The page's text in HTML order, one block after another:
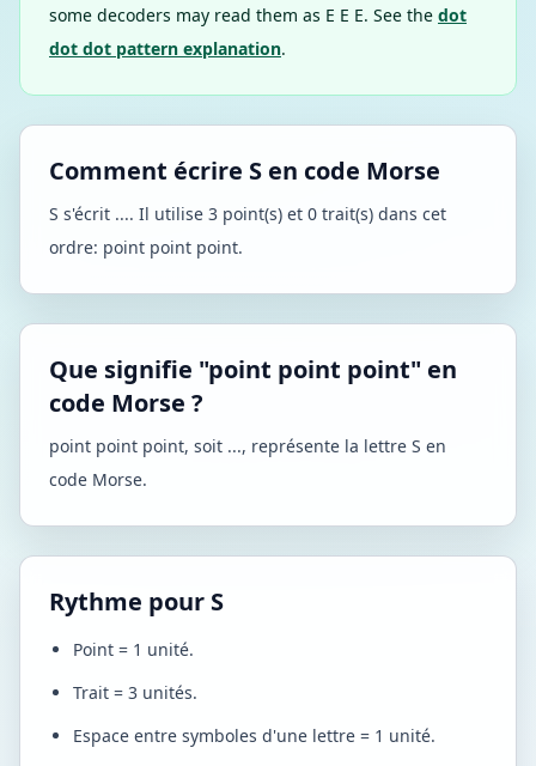
some decoders may read them as E E E. See the dot
dot dot pattern explanation.
Comment écrire S en code Morse
S s'écrit .... Il utilise 3 point(s) et 0 trait(s) dans cet
ordre: point point point.
Que signifie "point point point" en
code Morse ?
point point point, soit ..., représente la lettre S en
code Morse.
Rythme pour S
Point = 1 unité.
Trait = 3 unités.
Espace entre symboles d'une lettre = 1 unité.